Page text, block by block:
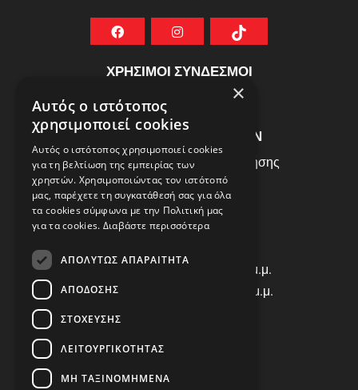
ΧΡΗΣΙΜΟΙ ΣΥΝΔΕΣΜΟΙ
ΣΥΧΝEΣ ΕΡΩΤHΣΕΙΣ
ΕΞΥΠΗΡΕΤΗΣΗ ΠΕΛΑΤΩΝ
Πολιτική Δεδομένων - Όροι Χρήσης
Πολιτική Επιστροφών
Όροι Χρήσης
Δ | Τ | Τ | Π: 8:00 π.μ. - 18:00 μ.μ.
Παρασκευή: 8:00 π.μ. - 14:00 μ.μ.
ΕΠΙΚΟΙΝΩΝΙΑ
Τηλ: +30 2310 835463
×
Αυτός ο ιστότοπος
χρησιμοποιεί cookies
Αυτός ο ιστότοπος χρησιμοποιεί cookies
για τη βελτίωση της εμπειρίας των
χρηστών. Χρησιμοποιώντας τον ιστότοπό
μας, παρέχετε τη συγκατάθεσή σας για όλα
τα cookies σύμφωνα με την Πολιτική μας
για τα cookies. Διαβάστε περισσότερα
ΑΠΟΛΎΤΩΣ ΑΠΑΡΑΊΤΗΤΑ
ΑΠΌΔΟΣΗΣ
ΣΤΌΧΕΥΣΗΣ
ΛΕΙΤΟΥΡΓΙΚΌΤΗΤΑΣ
ΜΗ ΤΑΞΙΝΟΜΗΜΈΝΑ